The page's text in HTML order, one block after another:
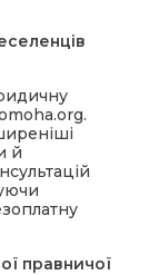
й
правничої